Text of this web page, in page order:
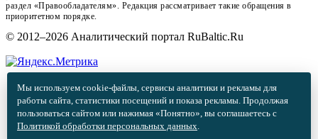
раздел «Правообладателям». Редакция рассматривает такие обращения в
приоритетном порядке.
© 2012–2026 Аналитический портал RuBaltic.Ru
Мы используем cookie-файлы, сервисы аналитики и рекламы для
работы сайта, статистики посещений и показа рекламы. Продолжая
пользоваться сайтом или нажимая «Понятно», вы соглашаетесь с
Политикой обработки персональных данных.